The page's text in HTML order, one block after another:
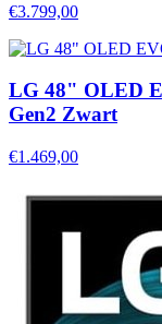
€3.799,00
LG 48" OLED
Gen2 Zwart
€1.469,00